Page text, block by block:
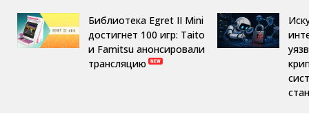
Библиотека Egret II Mini
достигнет 100 игр: Taito
и Famitsu анонсировали
трансляцию